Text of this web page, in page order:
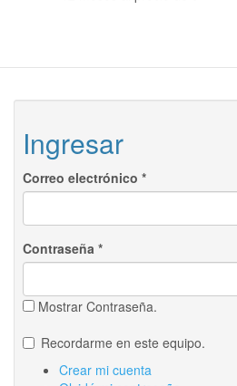
Ingresar
Correo electrónico *
Contraseña *
Mostrar Contraseña.
Recordarme en este equipo.
Crear mi cuenta